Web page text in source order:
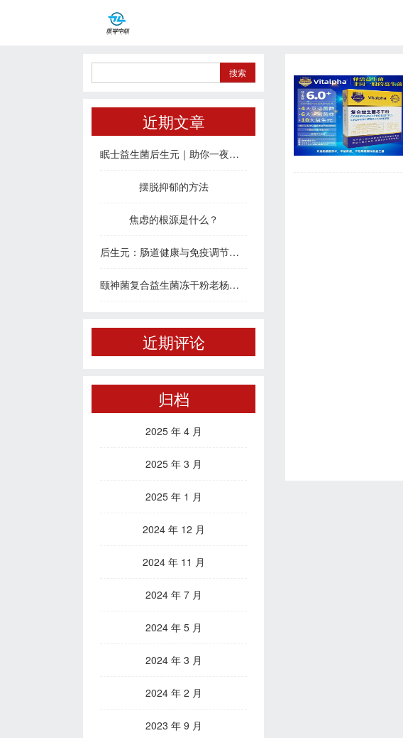
近期文章
眠士益生菌后生元｜助你一夜好眠，治愈疲惫身心
摆脱抑郁的方法
焦虑的根源是什么？
后生元：肠道健康与免疫调节的新密码
颐神菌复合益生菌冻干粉老杨说睡眠
近期评论
归档
2025 年 4 月
2025 年 3 月
2025 年 1 月
2024 年 12 月
2024 年 11 月
2024 年 7 月
2024 年 5 月
2024 年 3 月
2024 年 2 月
2023 年 9 月